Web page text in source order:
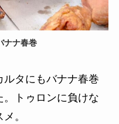
ナナ春巻
タにもバナナ春巻
トゥロンに負けな
。